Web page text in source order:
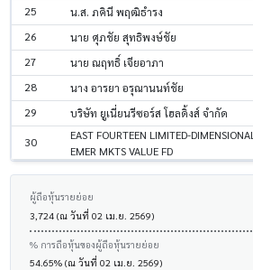
25 น.ส. ภคินี พฤฒิธำรง
26 นาย ศุภชัย สุทธิพงษ์ชัย
27 นาย ณฤทธิ์ เจียอาภา
28 นาง อารยา อรุณานนท์ชัย
29 บริษัท ยูเนี่ยนรีซอร์ส โฮลดิ้งส์ จำกัด
30
EAST FOURTEEN LIMITED-DIMENSIONAL
EMER MKTS VALUE FD
ผู้ถือหุ้นรายย่อย
3,724 (ณ วันที่ 02 เม.ย. 2569)
% การถือหุ้นของผู้ถือหุ้นรายย่อย
54.65% (ณ วันที่ 02 เม.ย. 2569)